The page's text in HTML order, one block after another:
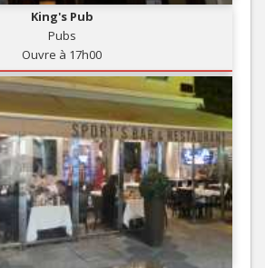
King's Pub
Pubs
Ouvre à 17h00